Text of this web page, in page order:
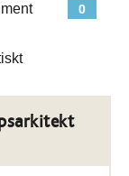
0